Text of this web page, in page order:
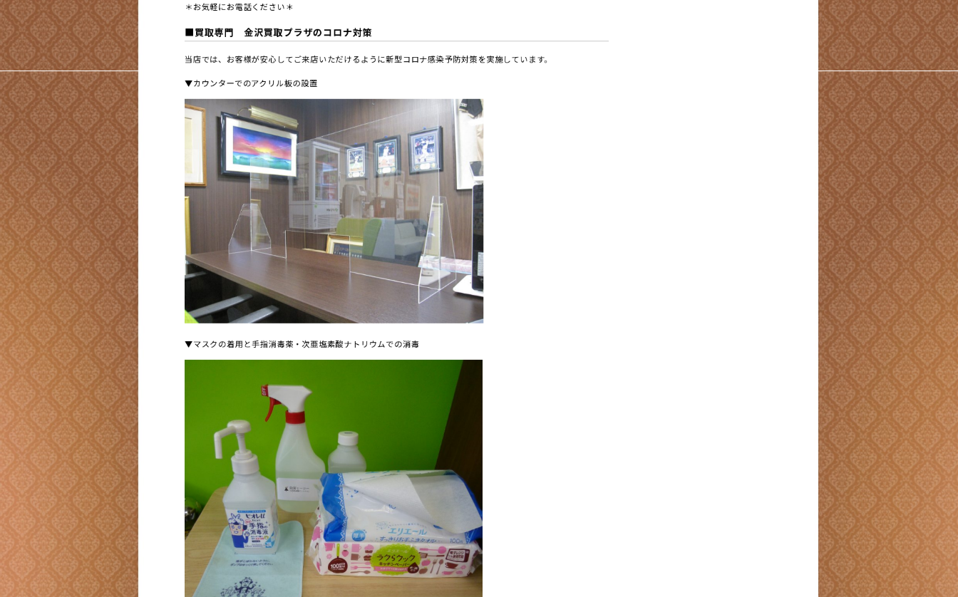
＊お気軽にお電話ください＊
■買取専門 金沢買取プラザのコロナ対策
当店では、お客様が安心してご来店いただけるように新型コロナ感染予防対策を実施しています。
▼カウンターでのアクリル板の設置
▼マスクの着用と手指消毒薬・次亜塩素酸ナトリウムでの消毒